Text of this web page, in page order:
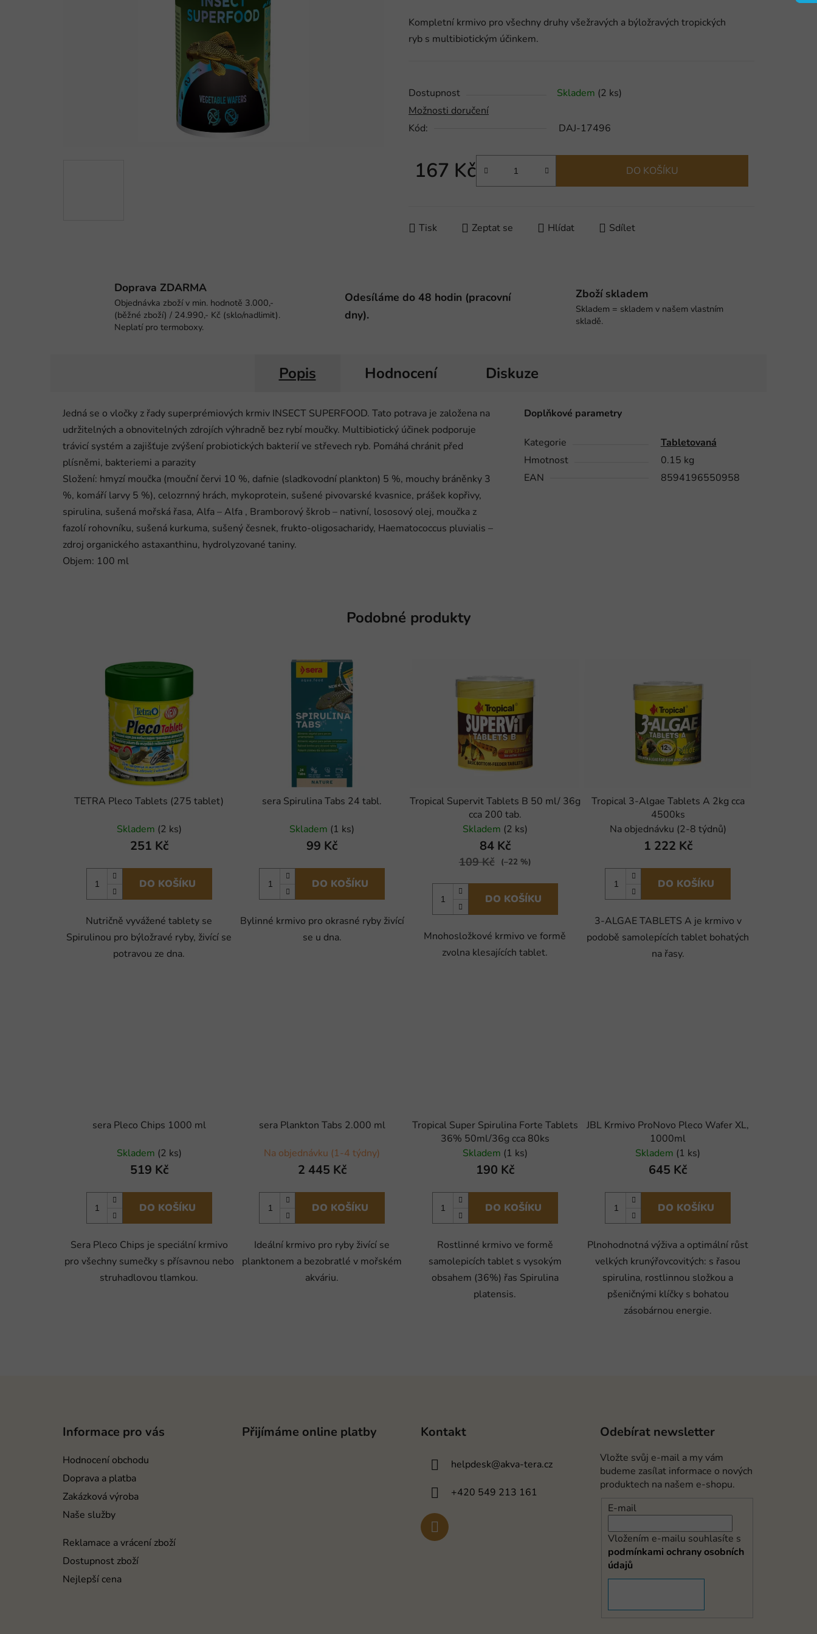
je
0,0
hvězdiček.
Kompletní krmivo pro všechny druhy všežravých a býložravých tropických
ryb s multibiotickým účinkem.
Dostupnost Skladem (2 ks)
Možnosti doručení
Kód:
DAJ-17496
167 Kč DO KOŠÍKU
Tisk Zeptat se Hlídat Sdílet
Doprava ZDARMA
Objednávka zboží v min. hodnotě 3.000,-
(běžné zboží) / 24.990,- Kč (sklo/nadlimit).
Neplatí pro termoboxy.
Odesíláme do 48 hodin (pracovní
dny).
Zboží skladem
Skladem = skladem v našem vlastním
skladě.
Popis Hodnocení Diskuze
Jedná se o vločky z řady superprémiových krmiv INSECT SUPERFOOD. Tato potrava je založena na
udržitelných a obnovitelných zdrojích výhradně bez rybí moučky. Multibiotický účinek podporuje
trávicí systém a zajišťuje zvýšení probiotických bakterií ve střevech ryb. Pomáhá chránit před
plísněmi, bakteriemi a parazity
Složení: hmyzí moučka (mouční červi 10 %, dafnie (sladkovodní plankton) 5 %, mouchy bráněnky 3
%, komáří larvy 5 %), celozrnný hrách, mykoprotein, sušené pivovarské kvasnice, prášek kopřivy,
spirulina, sušená mořská řasa, Alfa – Alfa , Bramborový škrob – nativní, lososový olej, moučka z
fazolí rohovníku, sušená kurkuma, sušený česnek, frukto-oligosacharidy, Haematococcus pluvialis –
zdroj organického astaxanthinu, hydrolyzované taniny.
Objem: 100 ml
Doplňkové parametry
Kategorie
Tabletovaná
Hmotnost
0.15 kg
EAN
8594196550958
Podobné produkty
TETRA Pleco Tablets (275 tablet)
Skladem (2 ks)
251 Kč
DO KOŠÍKU
Nutričně vyvážené tablety se
Spirulinou pro býložravé ryby, živící se
potravou ze dna.
sera Spirulina Tabs 24 tabl.
Skladem (1 ks)
99 Kč
DO KOŠÍKU
Bylinné krmivo pro okrasné ryby živící
se u dna.
Tropical Supervit Tablets B 50 ml/ 36g
cca 200 tab.
Skladem (2 ks)
84 Kč
109 Kč (–22 %)
DO KOŠÍKU
Mnohosložkové krmivo ve formě
zvolna klesajících tablet.
Tropical 3-Algae Tablets A 2kg cca
4500ks
Na objednávku (2-8 týdnů)
1 222 Kč
DO KOŠÍKU
3-ALGAE TABLETS A je krmivo v
podobě samolepících tablet bohatých
na řasy.
sera Pleco Chips 1000 ml
Skladem (2 ks)
519 Kč
DO KOŠÍKU
Sera Pleco Chips je speciální krmivo
pro všechny sumečky s přísavnou nebo
struhadlovou tlamkou.
sera Plankton Tabs 2.000 ml
Na objednávku (1-4 týdny)
2 445 Kč
DO KOŠÍKU
Ideální krmivo pro ryby živící se
planktonem a bezobratlé v mořském
akváriu.
Tropical Super Spirulina Forte Tablets
36% 50ml/36g cca 80ks
Skladem (1 ks)
190 Kč
DO KOŠÍKU
Rostlinné krmivo ve formě
samolepicích tablet s vysokým
obsahem (36%) řas Spirulina
platensis.
JBL Krmivo ProNovo Pleco Wafer XL,
1000ml
Skladem (1 ks)
645 Kč
DO KOŠÍKU
Plnohodnotná výživa a optimální růst
velkých krunýřovcovitých: s řasou
spirulina, rostlinnou složkou a
pšeničnými klíčky s bohatou
zásobárnou energie.
Informace pro vás
Hodnocení obchodu
Doprava a platba
Zakázková výroba
Naše služby
Reklamace a vrácení zboží
Dostupnost zboží
Nejlepší cena
Přijímáme online platby Kontakt
helpdesk@akva-tera.cz
+420 549 213 161
Odebírat newsletter
Vložte svůj e-mail a my vám
budeme zasílat informace o nových
produktech na našem e-shopu.
E-mail
Vložením e-mailu souhlasíte s
podmínkami ochrany osobních
údajů